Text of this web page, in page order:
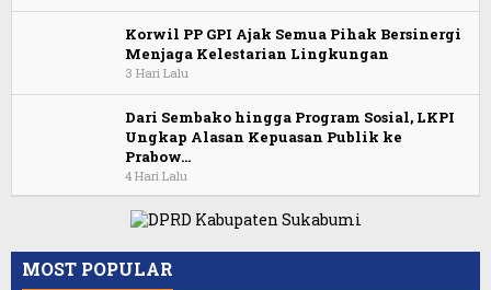
Korwil PP GPI Ajak Semua Pihak Bersinergi
Menjaga Kelestarian Lingkungan
3 Hari Lalu
Dari Sembako hingga Program Sosial, LKPI
Ungkap Alasan Kepuasan Publik ke
Prabow…
4 Hari Lalu
MOST POPULAR